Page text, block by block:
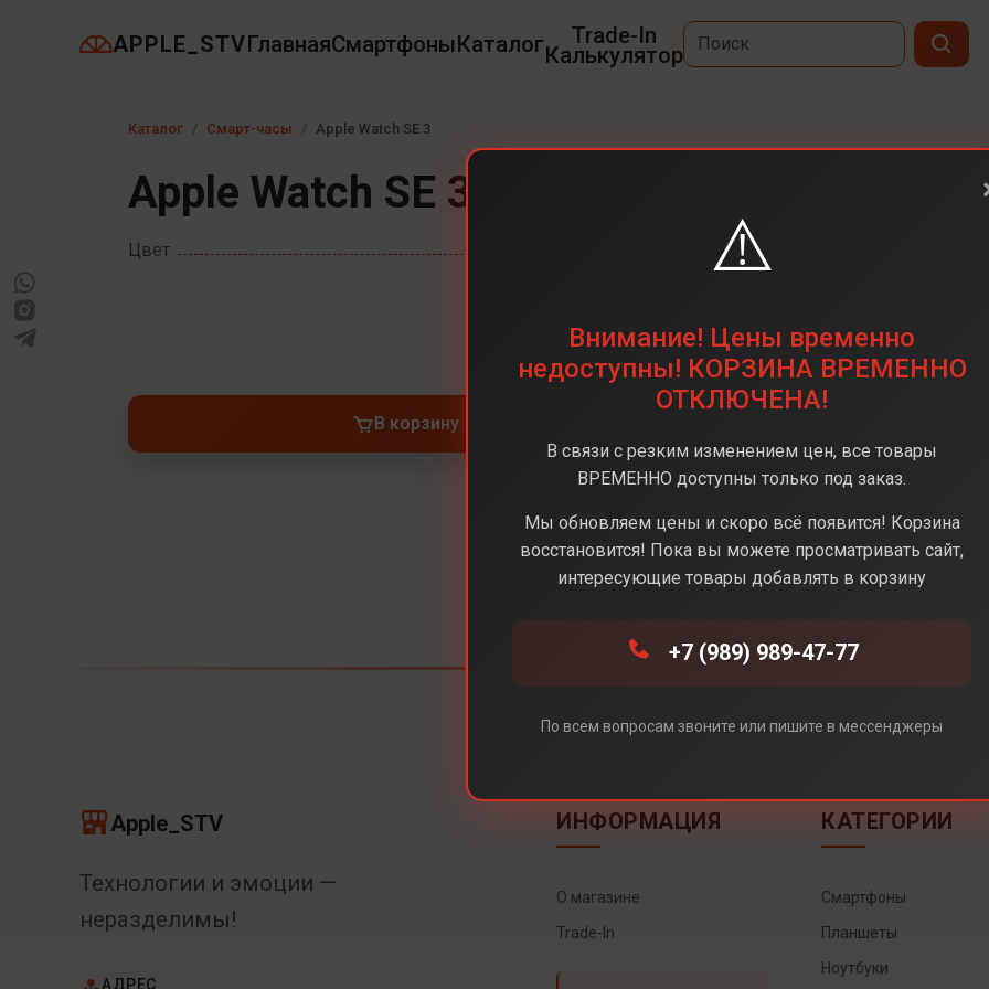
APPLE_STVГлавнаяСмартфоныКаталог Trade-In
Калькулятор
Каталог Смарт-часы Apple Watch SE 3
Apple Watch SE 3
Цвет
В корзину
Apple_STV
Технологии и эмоции —
неразделимы!
АДРЕС
ИНФОРМАЦИЯ
О магазине
Trade-In
КАТЕГОРИИ
Смартфоны
Планшеты
Ноутбуки
⚠️
Внимание! Цены временно
недоступны! КОРЗИНА ВРЕМЕННО
ОТКЛЮЧЕНА!
В связи с резким изменением цен, все товары
ВРЕМЕННО доступны только под заказ.
Мы обновляем цены и скоро всё появится! Корзина
восстановится! Пока вы можете просматривать сайт,
интересующие товары добавлять в корзину
+7 (989) 989-47-77
По всем вопросам звоните или пишите в мессенджеры